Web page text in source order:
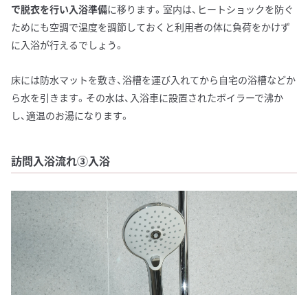
で脱衣を行い入浴準備に移ります。室内は、ヒートショックを防ぐ
ためにも空調で温度を調節しておくと利用者の体に負荷をかけず
に入浴が行えるでしょう。
床には防水マットを敷き、浴槽を運び入れてから自宅の浴槽などか
ら水を引きます。その水は、入浴車に設置されたボイラーで沸か
し、適温のお湯になります。
訪問入浴流れ③入浴